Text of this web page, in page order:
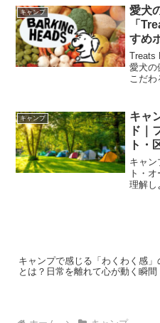
ャンプ
り鮮
キャンプ
愛犬
「
すめ
Treats
愛犬の
こだわ
いう
キャンプ
キャ
ド｜
ト・
キャン
ト・
理解し
キャンプで感じる「わくわく感」
とは？日常を離れて心が動く瞬間